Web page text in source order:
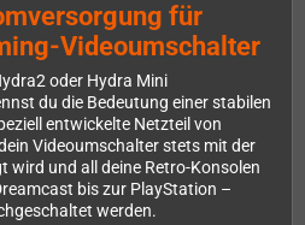
für
Videoumschalter
oder Hydra Mini
du die Bedeutung einer stabilen
entwickelte Netzteil von
Videoumschalter stets mit der
wird und all deine Retro-Konsolen
bis zur PlayStation –
werden.